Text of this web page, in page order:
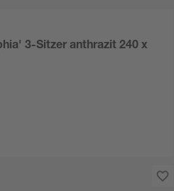
3-Sitzer anthrazit 240 x